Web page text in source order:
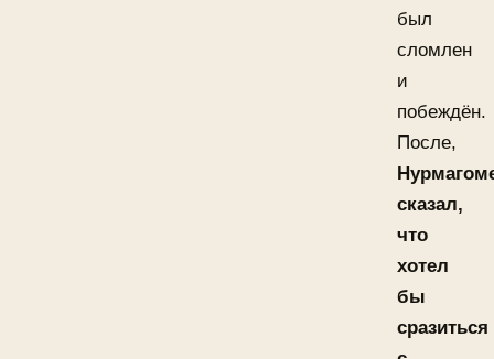
был
сломлен
и
побеждён.
После,
сказал,
что
хотел
бы
сразиться